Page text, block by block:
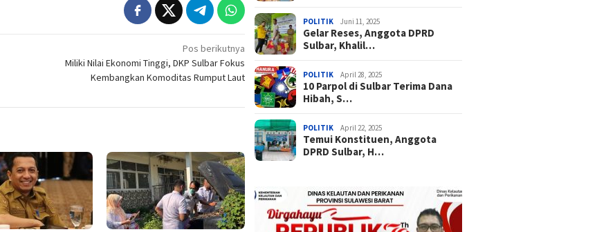
Pos berikutnya
Miliki Nilai Ekonomi Tinggi, DKP Sulbar Fokus
Kembangkan Komoditas Rumput Laut
POLITIK Juni 11, 2025
Gelar Reses, Anggota DPRD
Sulbar, Khalil…
POLITIK April 28, 2025
10 Parpol di Sulbar Terima Dana
Hibah, S…
POLITIK April 22, 2025
Temui Konstituen, Anggota
DPRD Sulbar, H…